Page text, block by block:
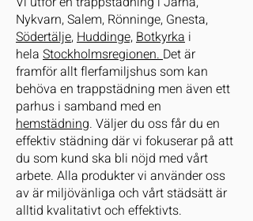
Nykvarn, Salem, Rönninge, Gnesta,
Södertälje,Huddinge,Botkyrka i
hela Stockholmsregionen.Det är
framför allt flerfamiljshus som kan
behöva en trappstädning men även ett
parhus i samband med en
hemstädning. Väljer du oss får du en
effektiv städning där vi fokuserar på att
du som kund ska bli nöjd med vårt
arbete. Alla produkter vi använder oss
av är miljövänliga och vårt städsätt är
alltid kvalitativt och effektivts.